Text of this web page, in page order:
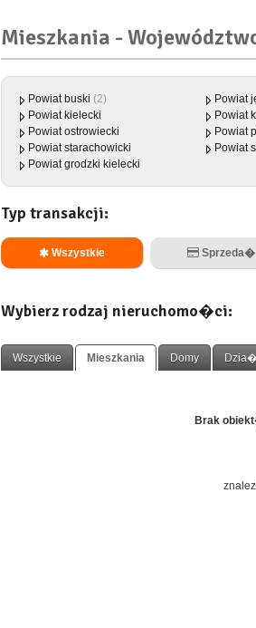
Mieszkania -
Powiat buski (2) Powiat
Powiat kielecki
Powiat
Powiat ostrowiecki
Powiat
Powiat starachowicki
Powiat
Powiat grodzki kielecki
Typ transakcji:
Wszystkie Sprzeda�
Wybierz rodzaj nieruchomo�ci:
Wszystkie Mieszkania Domy
Brak